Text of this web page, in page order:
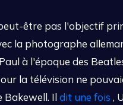
être pas l'objectif
la photographe
à l'époque des
la télévision ne
Bakewell. Ildit une fois ,